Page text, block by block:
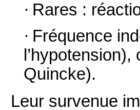
· Rares :
· Fréquence
Quincke).
Leur survenue